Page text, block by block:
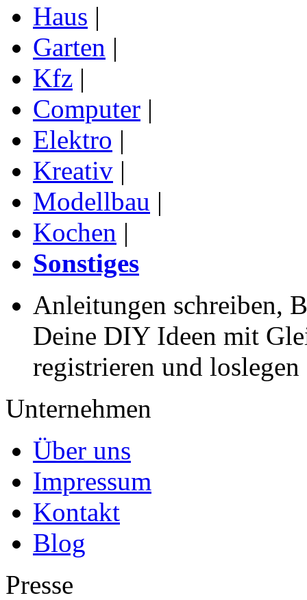
Haus |
Garten |
Kfz |
Computer |
Elektro |
Kreativ |
Modellbau |
Kochen |
Sonstiges
Anleitungen schreiben,
Deine DIY Ideen mit
registrieren und loslegen
Unternehmen
Über uns
Impressum
Kontakt
Blog
Presse